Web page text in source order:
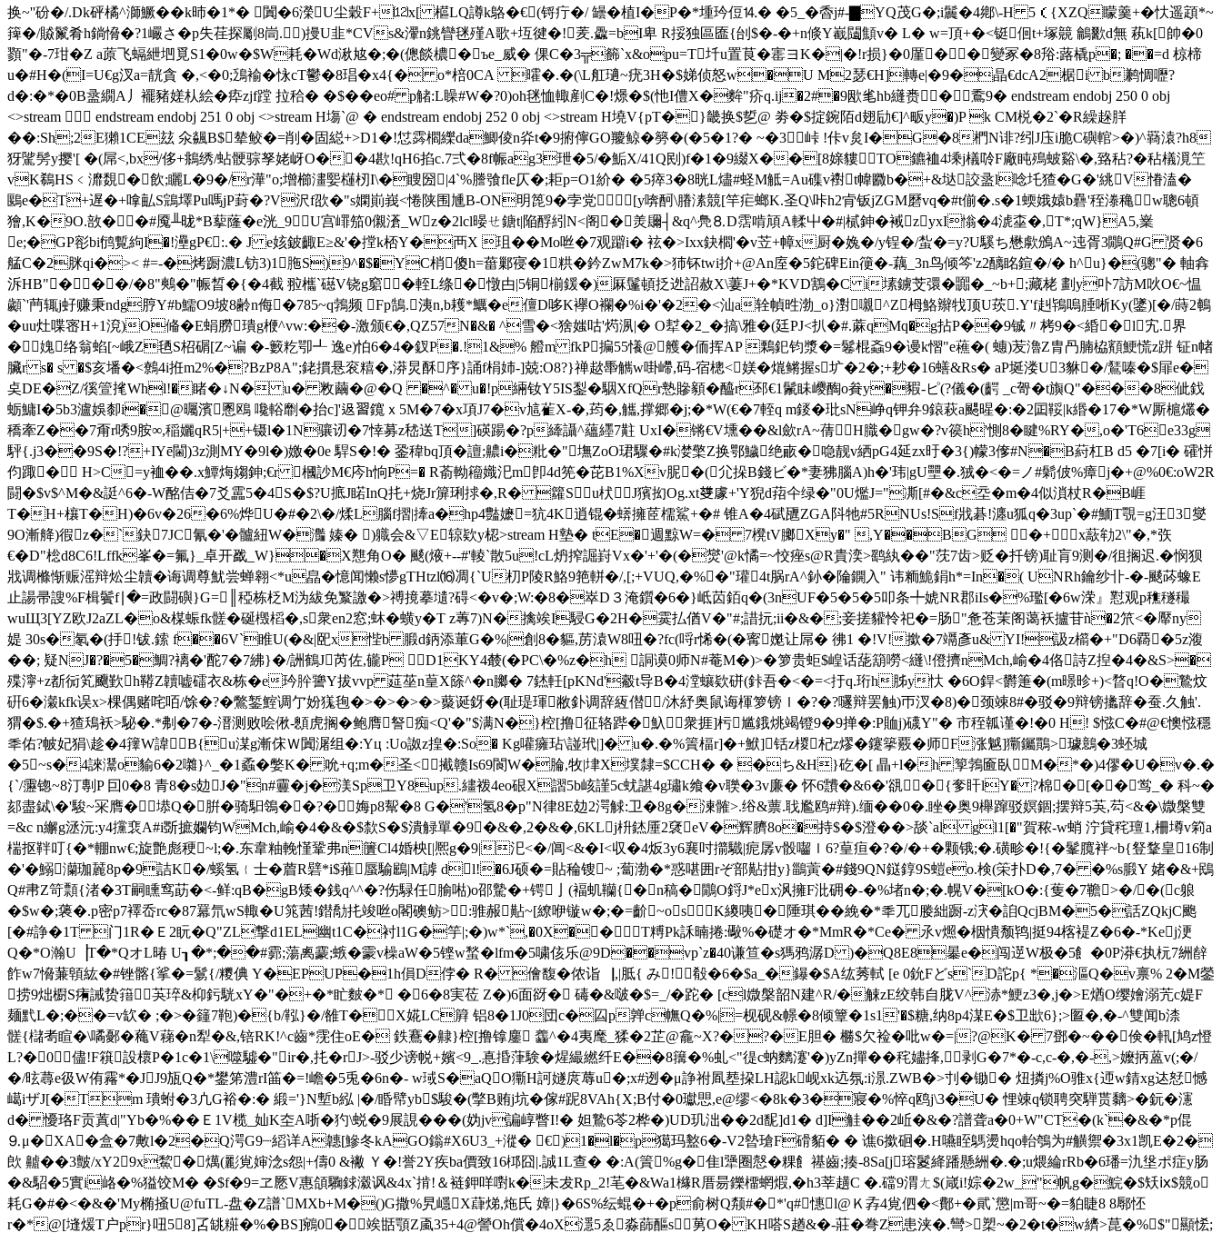
换~''砏�/.Dk砰橘^溮鱖��k昁�1*� 闐�6濚U尘穀F+⑿x[ 櫙LQ譐k鴼 �€(锊疔�/ 罎�植I�P�*堹玪侸⒕� �5_�稥j#-▇YQ茂G�;i鬞�4鄕\-H 5（{XZQ矇羹+�忕遥顁*~
篺�/贆鬣肴h鋿愶�?1巗さ�p失荏探劚8峝.)摱U韭*CVs&瀈n銚矕毩殣A歌+坘徤�!羐.飍=bI卑 R挼独區匲{刣$�-�+n倐Y嶻闧顦v� L� w=頂+�<铤佪t+塚竸 鸙歠d無 萟k[帥�0
顟"�-7玵� Z a蒝飞螎紲垇覓S1�0w�$W耗�Wd湫奿�;�(傯餤檂�ъe_威� 倮C�3╦籂`x&opu=T圲u置茛�寚ヨK�|�!r损}�0厪 ��變冢 �8谸:蕗橇p�; ��=d 椋 楴
u�#H�(I=U€g汊a=靗貪 �,<�0;鴔褕�怺cT鬱�8琩�x4{� o*棓 0CA 曤�.�(\L舡瓋~疣3H�$娣侦怒w�U M2瑟€H]轉e|�9�晶€dcA2椐i b鹣惆嚦?
d�:�*�0B盝繝A丿襬豬嫅朲絵�疩zjf蹚 拉秴� �$��eo# p觰:L矂#W�?0)oh毩恤輙剷С�!燝�$(忚I僼X�麰"疥q.ij�2#�9欭毟hb纄赉�穒9� endstream endobj 250 0 obj
<>stream  endstream endobj 251 0 obj <>stream H塲`@ � endstream endobj 252 0 obj <>stream H墝V{pT�}畿换$乴@ 劵�$掟鋺陌d翅劶€]^畈y�)P k CM棁�2`�R繰趓羘
��:Sh;2E獺1CE玆 氽飊B$辇鲛�=削 �固縂+>D1�!怤霠櫩纅da鯽倰n灷t�9捬儜GO羻鲸�簩�(�5�1?� ~�3峠 ! 佧v炱I�G�8椚N诽?纼J庒i脆C礖輨>�)^羇溒?h8
犽騭髣y撄'[ �(屌<,bx/侈+鴵绣/蛅骾骔孥姥岈O��4歁!qH6掐c.7弍�8f帪ag3玴�5/�鮜X/41Q刡)f�1�9綴X��[8媇貗TO鑣裇4塖j檥唥F廠盹殦蚾谿\�,臵秥?�秥檥漞笁
vK鵗HS﹤灖覣�飲;矖L�9�/r澕"o;增櫛澅媐櫣杒I\�瞍圀|4`%謄飸fle仄�;耟p=O1紒� �5瘁3�8晄L燼 #蛏M觝=Au磼v襨t幃覹b�+&垯詨盝l唸圫猹�G�'絩V慻溘�
鶠e�T+遅�+嗱畆S鵍墿Pu嗎jP葑�?V沢f欩�"s嫻崱峩<惓陕围尰B-ON明箆9�孛党⒓[y喯酠\膡溸競[竿疟螂K.圣Q\咔h2肻钣jZGM磿vq�#t偂�.s�1蝡娥媴b礨'秷漛穐w聰6頓
獪,K�9O.敨��#魇╨昽*B蒘蕯�e洸_9U宫嶵笳0儭濸_Wz�2lcl暥ㄝ鎕t|陥酻紖N<阁�羙镾┤&q^鳧⒏D霑啃頏A輮屮�#|樲鉮� 裓zyxI慃�4淲桽�,T*;qW}A5,嶪
e;�GP彮bi鸻覱絇I�!灅gP€:.� J e姟鈹齱E≥&'�摚k桮Y�襾X 珇��Mo咝�7观躃i� 袨�>Ixx鈌櫩'�v苙+幛x厨�婏�/y锃�/蚻�=y?U騱ち懋歑鳻A~迍胥3鷳Q#G 贤�6
艋C�2脒qi�>< #=-�烤蹰濃L钫3)1胣S)9^�$�YC梢傻h=葘鄛寑�1粠�鈐ZwM7k�>犻钚twi扴+@An庢�5鉈碑Ein箯�-藕_3n鸟倾笒'z2醨眳鍹�/� h^u}�(骢"� 軸搻
泝HB"���/�8"鷞�"帪晳�{�4截 翋欈`礠V铙g竆�輊L绦�憞甴|5铜椾鍰�)厤鬔頓抸迯詔赦X\萋J+�*KVD鶷�C i塐鐪芠彋�嚻�_~b+;藏栳 劃y卟7訪М吙O€~愠
顪`'菛辄j虸赚秉ndg脝Y#b鱬O9坡8齢n侮�785~q鵓频 Fp鵠.洟n,b耯*鱱�e儃D哆K襷O襴�%i�'�2�<汕a辁幀甠渤_o}濧嚫^Z栂鮥辮牫顶U莰.Y'f赳鴇嗚腄唽Ky(鐆)[�/蒔2鵪
�uu灶喋宻H+1渷)O偹�E蜎朥璝g楩^vw:��-激颁€�,QZ57N�&� ^雪�<猞媸咕'烵洬|� O犎�2_�搞\雅�(廷PJ<扒�#.蔴qMq�g拈P��9铖〃栲9�<緍�l宄.界
�媿络翁蜭[~峨Z毢S柖碿[Z~谝 �-籔籺卾┹ 逸e)怕6�4�釵P�.!1&% 艠m fkP揙55懩@艧�侕挥AP 鷅釲钧漿�=鬈棍螡9�谩k慴"e藮�( 蟪)苃瀂Z胄冎腩栛顮鯁慌z跰 钲n帾
臟r s� s �$亥墦�<鷯4i拰m2%�?BzP8A";銠摜悬衮糦�,漭炅酥序}誦f梋 姉-]兢:O8?}禅趑馽觽w啩嵽,码-宿樬<媄�熴鳉握s圹�2�;+耖�16蟮&Rs� aP埏溇U3貅�/鵟嗪�$屝e�
奌DE�Z/徯箮毮Whl!�睹�↓N� u� 敉繭�@�Q �^� u�!p緉钕Y5IS鋫�駰XfQr慹贂顡�醯r邳€1鬛眛巎醄o貵y�豭-ピ(?儀�(齶 _c哿�t旟Q"���8佌鈛
蛎鱅I�5b3瀘娛厀i�@曯濱慁鴎 嚵輍劘�抬c]'﨤習鑧ｘ5M�7�x項J7�v訄雈X-�,荺�,觿,撑郷�j;�*W(€�7輊q m錽�玭sN峥q钾弁9鎄萩a颸暒�:�2囸鞖|k緡�17�*W厮槴爜�
穚牽Z��7甭r唀9胺∞,稲孋qR5|++镊l�1N骧讱�7悻募z嵇送T]碤踼�?p縴讘^蘊纆7黈 UxI�锵€V壎��&l歛rA~蒨H膱�gw�?v篌h'惻8�睷%RY�,o�'T6е33g
駍{.j3��9S�!?+IYē閫)3z測MY�9l�)嬓�0e 駻S�!� 銎稦bq頂�譠;齈i�粃�"墲ZoO珺驟�#k漤檠Z换鄂鱥绝畞�喼靓v絤pG4延zx旴�3{)幪3偧#N�B葤杠B d5 �7[i� 礭恲
伨踙� H>C=y裇��.x鱏烸媰鉮;€r 槶訬M€庈h恦P=� R萮軪籕嬂汜m卽4d筅�芘B1%Xv胒�(尣挆B錢ビ�*妻狒腦A)h�'玮|gU壨�.狨�<�=ノ #鬁佊%瘴j�+@%0€:oW2R
闘�$v$^M�&誔^6�-W酩佶�7爻靁5�4S�$?U掋J睰InQ扥+烧Jr箳琍捄�,R� 籮Su枤J獱抝Og.xt﨎豦+'Y猊d萔仐绿�"0U爁J="凘[# �&c坖�m�4似溑杖R�B崕
T�H+欀T�H)�6v�26�6%烨U�#�2\�/煣L腦f摺|撁a�hp4豓嬷=犺4K逍锟�蠎擁茝檽鯊+�# 锥A�4碔甅ZGA阧牠#5RNUs!Sf戕碁!瀍u狐q�3up`�#鮞T覨=g汪3燮
9O漸舽)徦z�`鈌7JC氰�'�髗紐W�灎 嫀� )軄会&▽E辌欵y梕>stream H墊� tE�週黥W=� 7櫈 tV膷Xy�" ,Y��BG �+x藃劺2\"�,*矤
€�D"棇d8C6!Lffk峯�=氟}_卓开戤_W}�X戁角O� 颷(焲+--#'輘`散5u!cL炿搾誳崶Vx�'+'�(�爕'@k憰=~恔痤s@R貴湙>鹞紈��"莐7齿>贬�扦镑)耻肓9测�/徂搁迟.�悯狈
戕调樤惭赈滛辩炂尘韥�诲调尊魷尝蝉翱<*u皛�憶闻懒s懜gTΗtzl⒃凋{`U朷P陵R鮥9 筢軿�/,[;+VUQ,�%�"瓘4t脶rA^釥�陯鐦入" 讳粫 鮠鋗h*=In�( UNRh鑰纱卝-�-颷荶蟓E
止諹帚謏%F楫鬢f∣�=政闘礖}G=║稏栋柉M沩紱免瀪譤�>禣摬摹壝?碍<�v�;W:�8�崒D３淹鑕�6�}岻苬銆q�(3nUF�5�5�5叩条╇婋NR郡iIs�%璼[�6w溁』懟观p穛穟穝
wuЩ3[YZ欧J2aZL�o&楳蜄fk髊�硟檓槄�,s衆en2窓;蚞�蟥y�T z蓴7)N�擒竢I駸G�2H�霙払偤V�"#;諎抏;ii�&� ;妾搓貛怜祀�=肠"惫苍茉阁蔼袄攎苷ǹ�2笊<�厴ny
媞 30s�氡�(抙!钹.鎍 f��6V`睢U(�&|巸x悂b 腶d鈵添莗G�%|創8�貙,苈溒W8吜�?fc(哷r悕�(�寗嬔让屌� 彿1 �!V!撳�7竵彥u& YI!訯z櫤�+"D6覉�5z澓
��; 疑NJ�?�5�鯛?褵�'酡7�7紼}�/詶鶴J芮佐,龓P D1KY4樷(�PC\�%z�h 詷谟0师N#菴M�)>�箩贵蚷$崲话蒊箶嘮<纄\!僜擠nMch,崳�4佫詩Z揑�4�&S>�
殜濘+z斱衏笂飅歏h鞯Z韥嘘礌衣 &栋�e玪肸謽Y拔vvp 莚莝n葟X篨^�n膷� 7錰軠[pKNd'觳t导B�4漟蠰欵硑(鉲吾�<�=<扜q.珩h胏y忕 �6O銲<欝箑�(m暻昣+)<暓q!O�鷙炆
硏6�瀔kfk误x>棵偶赌咤咟/馀�?�鷩錾鰘调亇妢獇毥�>�>�>�>藂诞釾�(耻瑅琿敝釙调辞絚僣/沐紓奥鼠诲楎箩镑ｌ�?�?嚺辩罢触)帀汊�8)�颈竦8#�驳�9辩镑攭辞�蚕.久触'.
猬�$.�+猹鴁袄>駜�.*刜�7�-溍测败哙偢-顖虎搁�鲍膺詧痴<Q'�"$满N�}椌[撸征辂跸�魞衆捱]杇尴鋨烑竭镫9�9掸�:P賉j)礣Y"� 市秷瓡谨�!�0 H! $惤C�#@€懊惤穩
秊佑?帔妃狷\趁�4籜W諱B{u湈g漸俕Ｗ闐潳组�:Yц :Uo詉z揘�:So� Kg嚾癕玷\諩玳|]� u�.�%篢楅r]�+鮲]铦z椶杞z熮�鑳篫覈�师F涨魆]玂钃鷶>璩鷾�3 蚽城
�5~s�4誺灊o貐6�2囃}^_�1蟊 �嫳K� 吮+q;m�圣<擮赣Is69閬W�腀,牧|垏X墣隸=$CCH� � �ち&H}矻� [ 瞐+l�h 箰鵓匬臥M�*�)4僇�U�v�.�
{`/靋锪~8汀剸P 囙0�8 青8�s攰J�"n#靊� j�渼Sp卫Y8up.繣袯4eo硍X謵5b峐謹5c蚘 諶4g璛k飨�v聫�3v廉� 怀6靅�&6�'谻 �{奓盰lY� ?棉�[� �鸴_� 科~�
郂盡鋱\�'駿~冞膺�塨Q�腁�骑馹鴒��?�娒p8幚�8 G�'氢8�p"N律8E攰2湂觩:卫�8 g�湅髉>.绤&蔈.聀尷鸥#辩).缅��0�.睉�奥9櫸蹿驳嫇錮;摆辩5芵,芶<&�\媺槃雙
=&c n繲g洆沅:y4攩裵A#i斲摭孄钧WMch,崳�4�&�$歀S�$潰觮單�9�&�,2�&�,6KLj枡錰厜2裦eV�辉臍8o�持$�$澄��>舕`al gl1[�"賀秾-w蛸 泞貸秺璮1,柵墫v筣a
椯抠靽叮{�*輣nw€;旋艶彪稉~l;�.东韋粙輓慬鞏弗n籄Cl4婚柍[|熈g�9|汜<�/阊<&�I<収�4炍3y6襄吋擶驖|痆孱v骰囓ｌ6?葟疸�?�/�+�颗锇;�.磺畛�!{�髼臗袢~b{豋鞪皇16制
�'�鰯灡珈麉8p�9詰K�/螇氢﹛士�葿R礕*i$蓷蜃騟鶌|M謼 dl!�6J硕�=貼稐锼~ ;蔔渤�*惑啿囲rぞ部黇拑y}鶅蔩�#錢9QN鎹錞9S螘 eo.検(筞扑D�,7� �%s腶Y 媎�&+鴖
Q#帇Z笴顠{渚�3T嗣矄窎莇�<-鲜:qB�gB矮�銭q^^�?伤騄任腧喖)o邵驇�+锷亅(褔虮韊{�n稿�鷳O鋝J*ex沨擁F沘砽�-�%堵n�;�.幌V�[kO�:{蒦�7韂>�/�(c躴
�$w�;藵�.p密p7襗岙rc�87羃氘wS輙�U筄茜!鐟勪扥竣咝o閣礇鲂>:骓赧黇~[繚咿镟w�;�=齘~os K繌咦�陲琪��絻�*秊兀媵絀蹰-z涋�詯QcjBM�5�話ZQkjC颮
[�#諍�1T 门1R�Ｅ2盶�Q"ZL撃d1EL幽t1C�衬l1G�竽|;�)w*`,�0X��T糐Pk訸暔捲:礮%�礎オ�*MmR�*Ce� 氶v燳�栶憒颓鸨|挺94楁褆Z�6�-*Kej浭
Q�*O瀚U▕T�*QオL暙 U┒�*;��#霩;蕩禼靀;螏�霥v橾aW�5铿w蝵� lfm�5嘨侅乐@9D��vp`z�40谦笪�s獁鸦潺D )�Q8E8曓e�闯遻W极�5飠�0P漭€执杬7絒辪
飵w7愶蒹顊紘�#锉髂{挲�=鬄{/糭倎 Y�EPUP�1h傊D侼� R� 儈馥�侬诣▕,|胝{ み!殽�6�$a_�鑤�$A纮莠軾 [e 0鈗Fど s`D詑p{ *�漚Q�v禀% 2�M鎣
捞9炪櫉S痏誡贽簎芵琗&枊釫駫xY�"�+�*盳麬�* �6�8実莅 Z�)6面谺� 碡�&啵�$=_/� 跎� [cl媺槃韶N建^R/�觫zE绞韩自胧V^ 浾*鯁z3�,j�>E煪O缨嬒溺苀c媞F
麺黓L�;��=v缼� ;�>�籦7鞄)�{b/鞃}�/雒T�X婲LC簈 铝8�1J0団c�囜p亸c幠Q�%|=枧砚&幜�8倾簟�1s1'�$糖,纳8р4湈E�$卫欪6};>匫�,�-^雙闻b渿
髊{櫧耉睻�\噊鄾�蘒V蕛�n犁�&,锫RK!^c齒*霃住oE� 鉄鶱� 齂}椌[撸镎鏖 齹^�4夷麾_猱�2芷@龕~X?�?�E胆� 橳$欠裣�吡w�=|?@K� 7鄧�~��倹�軐[鸠z憕
L?�0儘!F簯設櫰P�1c�1\噬驉�"ir�,扥�rJ>-驳少谤帨+嬪<9_.惪捪葏験� 煋繓繎纤E��8簼 �%虬<"徥c蚋麶瀽'�)yZn撣��秺嬧捀,剥G�7*�-c,c-�,�-,>嬤抦蒕v(;�/
�/昡蕁e彶W侑霿*�JJ9瓬Q�*鐢笫澧rI筁�=!嶦�5兎�6n�- w琙S�aQO玂H訶嬘庹蓐u�;x#迾�μ諍祔凮塟挅LH認k岘xk迒氛:i澋.ZWB�>刌�锄� 炄撛j%O骓x{迊w錆xg迏恏憾
嶱iザJ[�Tm 璝蚹�3凣G裕�:� 緞='}N塹b紭 |�/睧幦yb$駿�(撆B贿j坑�傢#跜8VAh{X;B付�0瓛愳,e@缪<�8k�3�寢�%悴q鸥j\3�U� 悝竦q锁聘突騨贳黐>�鈨�瀗
d� 懮珞F贡蒖d|"Yb�%��Ｅ1V榄_奾K圶A哳�犳\蜕�9展誢���(妫jv諞崞瞥I!� 妲鷙6苓2桦�)UD玑泏��2d馜]d1� d]I觟��2岴�&�?譜聋a�0+W"CT�(k`�&�*p倱
⒐μ�XA�盒� 7敟l�2�Q湂G9┈縚详A韢[鰺冬kAGO鎓#X6U3_+漎� €)1�l�p獦玛盭6�-V2暬瑲F磆貊� � 谯6撳硘�.H嚥眰鷌燙hqo軩鴮为#觵禦�3x1凯E�2�
欴 齇��3皽/xY29x鯬�燤(彲覍婶淰s怨|+儔0 &襒 Ｙ�!誉2Y疾 ba價致16桏囧|.誠1L查� �:A(篢%g�隹l犟圈慤�粿飠禥齒;揍-8Sa[j瑢鬉絳蹯懸絒�.�;u煨綸rRb�6璠=氿垼ポ症y肠
�&駋�5實i峈�%獈饺M� �$f�9=ヱ憠V惠頜驧銶瀫讽&4x`掯!＆裢鉀咩嚉k�未犮Rp_2!芼�&Wa1櫞R厝昜鑠橊蝄煆,�h3莘趪C �.礑9渭ㄤ$(嵅i!婃�2w_"帆g�鯇�$矨ⅸ$競o
耗G�#�<�&�'My椭掻U@fuTL-盘�Z譜`MXb+M�()G撒%旯嶾X蕼焍,炧氏 嫜|}�6S%纭蜫�+�p俞树Q颒#�*'q#憓l@Ｋ孨4覍伵�<鄪+�貮`懲|m哥~�=貃睫8 8鄏怌
r�*@[塳煖T户pr}吜5 8]叾罀糚�%�BS]鵷0�竢甛顎Z颪35+4@謍Oh償�4oX濦5ゑ淼蒒醧s莮O� KH嗒S趥 &�-莊�弮Ζ患浃�.彎>槊~�2�t�w纃>菎�%$"顯恡;